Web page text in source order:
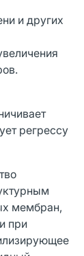
и других
регрессу
мембран,
при